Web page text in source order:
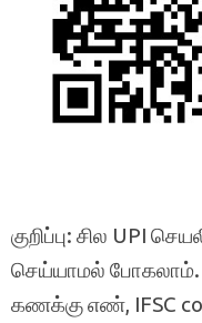
குறிப்பு: சில UPI
செய்யாமல்
கணக்கு எண், IFSC